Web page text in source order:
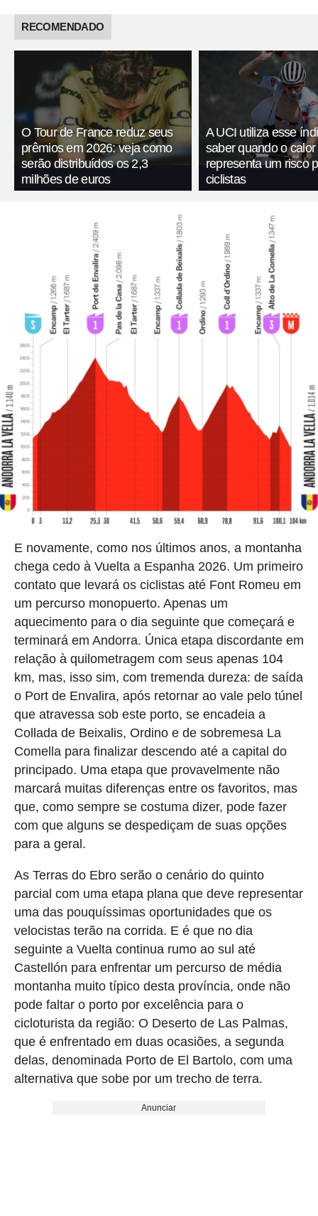
RECOMENDADO
O Tour de France reduz seus
prêmios em 2026: veja como
serão distribuídos os 2,3
milhões de euros
A UCI utiliza esse
saber quando o calor
representa um risco
ciclistas
E novamente, como nos últimos anos, a montanha
chega cedo à Vuelta a Espanha 2026. Um primeiro
contato que levará os ciclistas até Font Romeu em
um percurso monopuerto. Apenas um
aquecimento para o dia seguinte que começará e
terminará em Andorra. Única etapa discordante em
relação à quilometragem com seus apenas 104
km, mas, isso sim, com tremenda dureza: de saída
o Port de Envalira, após retornar ao vale pelo túnel
que atravessa sob este porto, se encadeia a
Collada de Beixalis, Ordino e de sobremesa La
Comella para finalizar descendo até a capital do
principado. Uma etapa que provavelmente não
marcará muitas diferenças entre os favoritos, mas
que, como sempre se costuma dizer, pode fazer
com que alguns se despediçam de suas opções
para a geral.
As Terras do Ebro serão o cenário do quinto
parcial com uma etapa plana que deve representar
uma das pouquíssimas oportunidades que os
velocistas terão na corrida. E é que no dia
seguinte a Vuelta continua rumo ao sul até
Castellón para enfrentar um percurso de média
montanha muito típico desta província, onde não
pode faltar o porto por excelência para o
cicloturista da região: O Deserto de Las Palmas,
que é enfrentado em duas ocasiões, a segunda
delas, denominada Porto de El Bartolo, com uma
alternativa que sobe por um trecho de terra.
Anunciar